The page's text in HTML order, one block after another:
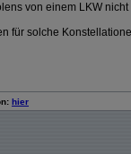
von einem LKW
für solche
hier